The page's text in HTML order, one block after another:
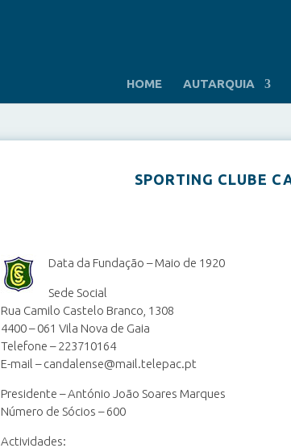
HOME AUTARQUIA
SPORTING CLUBE
Data da Fundação – Maio de 1920
Sede Social
Rua Camilo Castelo Branco, 1308
4400 – 061 Vila Nova de Gaia
Telefone – 223710164
E-mail – candalense@mail.telepac.pt
Presidente – António João Soares Marques
Número de Sócios – 600
Actividades: